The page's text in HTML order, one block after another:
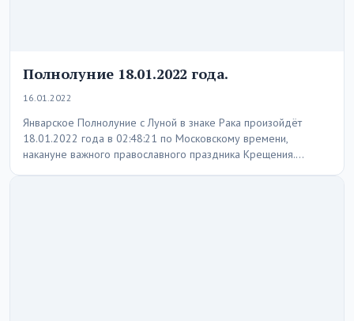
Полнолуние 18.01.2022 года.
16.01.2022
Январское Полнолуние с Луной в знаке Рака произойдёт
18.01.2022 года в 02:48:21 по Московскому времени,
накануне важного православного праздника Крещения.